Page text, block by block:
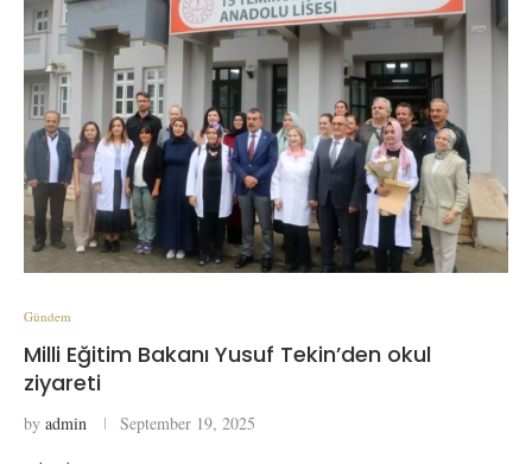
Gündem
Milli Eğitim Bakanı Yusuf Tekin’den okul
ziyareti
by admin September 19, 2025